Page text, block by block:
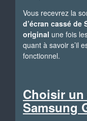
Vous recevrez la
d’écran cassé de
original une fois
quant à savoir s’il
fonctionnel.
Choisir un
Samsung